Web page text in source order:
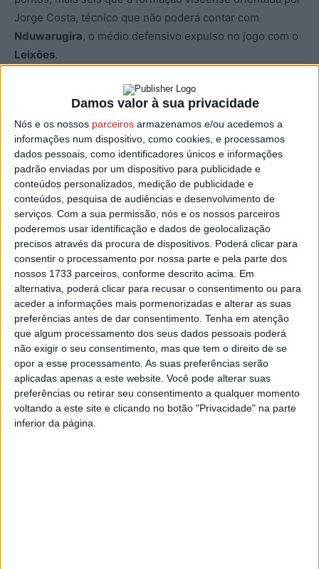
Damos valor à sua privacidade
Nós e os nossos parceiros armazenamos e/ou acedemos a
informações num dispositivo, como cookies, e processamos
dados pessoais, como identificadores únicos e informações
padrão enviadas por um dispositivo para publicidade e
conteúdos personalizados, medição de publicidade e
conteúdos, pesquisa de audiências e desenvolvimento de
serviços. Com a sua permissão, nós e os nossos parceiros
poderemos usar identificação e dados de geolocalização
precisos através da procura de dispositivos. Poderá clicar para
consentir o processamento por nossa parte e pela parte dos
nossos 1733 parceiros, conforme descrito acima. Em
alternativa, poderá clicar para recusar o consentimento ou para
aceder a informações mais pormenorizadas e alterar as suas
preferências antes de dar consentimento. Tenha em atenção
que algum processamento dos seus dados pessoais poderá
não exigir o seu consentimento, mas que tem o direito de se
opor a esse processamento. As suas preferências serão
aplicadas apenas a este website. Você pode alterar suas
preferências ou retirar seu consentimento a qualquer momento
voltando a este site e clicando no botão "Privacidade" na parte
inferior da página.
Jorge Costa, técnico que não poderá contar com
Nduwarugira, o médio defensivo expulso no jogo com o
Leixões.
A partida começa pelas 18:00 e terá transmissão na Sport
Leixões que vai ser adversário do Tondela, em jogo
marcado para segunda-feira, pelas 18:00, no Estádio do
Mar, em Matosinhos.
Tondela que viu quebrada na jornada passada a
invencibilidade que tinha, ao perder em casa por 3-1 com
aOliveirense, enquanto o Leixões chega a este jogo
depois de um empate a 2 golos no Fontelo, com o
Académico de Viseu.
Para o jogo desta segunda-feira,Tozé Marreco sabe que
não vai poder contar com Telmo Arcanjo, que tem sido
uma das unidades mais influentes da equipa neste início
de época, e que fica de fora depois da expulsão no jogo
com a Oliveirense.